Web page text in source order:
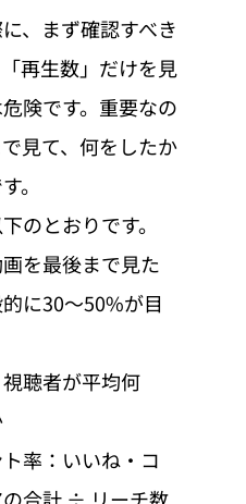
、まず確認すべき
再生数」だけを見
険です。重要なの
見て、何をしたか
。
のとおりです。
を最後まで見た
に30〜50%が目
聴者が平均何
率：いいね・コ